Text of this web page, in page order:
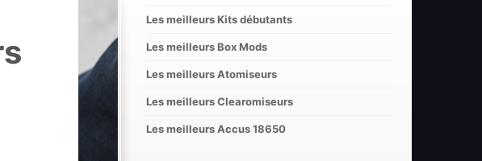
Les meilleurs Kits débutants
Les meilleurs Box Mods
Les meilleurs Atomiseurs
Les meilleurs Clearomiseurs
Les meilleurs Accus 18650